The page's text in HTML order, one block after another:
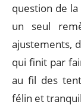
question de
un seul
ajustements,
qui finit par
au fil des
félin et